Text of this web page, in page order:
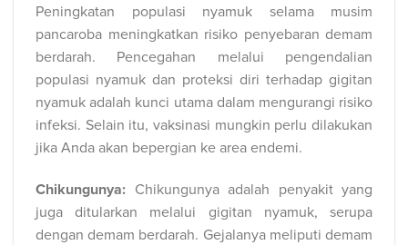
Peningkatan populasi nyamuk selama musim
pancaroba meningkatkan risiko penyebaran demam
berdarah. Pencegahan melalui pengendalian
populasi nyamuk dan proteksi diri terhadap gigitan
nyamuk adalah kunci utama dalam mengurangi risiko
infeksi. Selain itu, vaksinasi mungkin perlu dilakukan
jika Anda akan bepergian ke area endemi.
Chikungunya: Chikungunya adalah penyakit yang
juga ditularkan melalui gigitan nyamuk, serupa
dengan demam berdarah. Gejalanya meliputi demam